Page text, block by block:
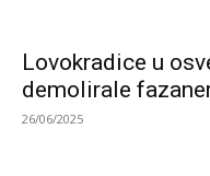
Lovokradice u
demolirale
26/06/2025